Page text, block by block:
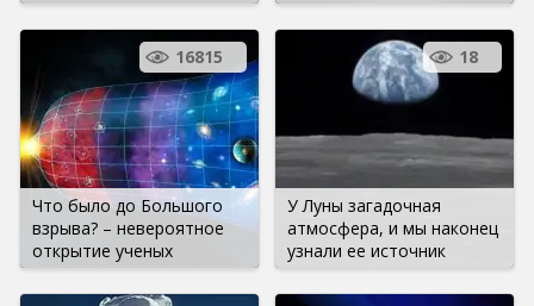
Что было до Большого
взрыва? – невероятное
открытие ученых
16815
У Луны загадочная
атмосфера, и мы наконец
узнали ее источник
18